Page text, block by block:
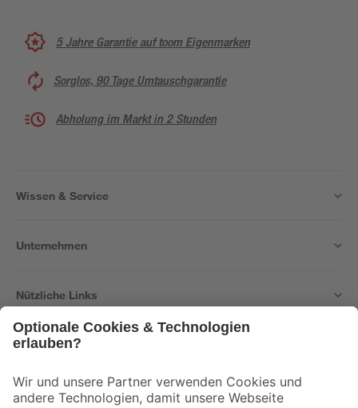
5 Jahre Garantie auf toom Eigenmarken
Sorglos, 90 Tage Umtauschgarantie
Abholung im Markt in 2 Stunden
Wissen & Service
Unternehmen
Nützliche Links
Der toom Newsletter: Keine Angebote und Aktionen mehr verpassen!